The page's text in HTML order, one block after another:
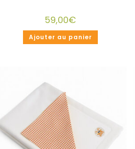
59,00€
Ajouter au panier